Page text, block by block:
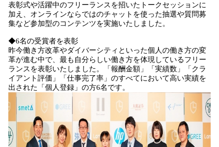
表彰式や活躍中のフリーランスを招いたトークセッションに
加え、オンラインならではのチャットを使った抽選や質問募
集など参加型のコンテンツを実施いたしました。
◆6名の受賞者を表彰
昨今働き方改革やダイバーシティといった個人の働き方の変
革が進む中で、最も自分らしい働き方を体現しているフリー
ランスを表彰いたしました。「報酬金額」「実績数」「クラ
イアント評価」「仕事完了率」のすべてにおいて高い実績を
出された「個人登録」の方6名です。